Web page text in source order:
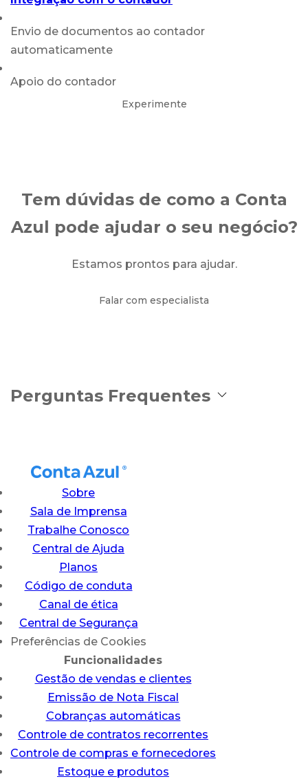
Envio de documentos ao contador
automaticamente
Apoio do contador
Experimente
Tem dúvidas de como a Conta
Azul pode ajudar o seu negócio?
Estamos prontos para ajudar.
Falar com especialista
Perguntas Frequentes
Sobre
Sala de Imprensa
Trabalhe Conosco
Central de Ajuda
Planos
Código de conduta
Canal de ética
Central de Segurança
Preferências de Cookies
Funcionalidades
Gestão de vendas e clientes
Emissão de Nota Fiscal
Cobranças automáticas
Controle de contratos recorrentes
Controle de compras e fornecedores
Estoque e produtos